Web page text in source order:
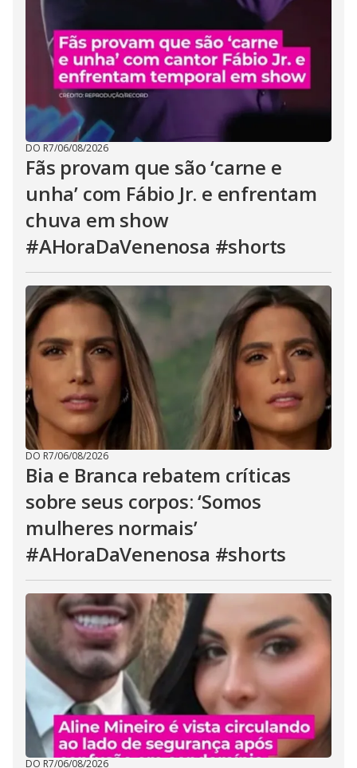
DO R7/06/08/2026
Fãs provam que são ‘carne e
unha’ com Fábio Jr. e enfrentam
chuva em show
#AHoraDaVenenosa #shorts
DO R7/06/08/2026
Bia e Branca rebatem críticas
sobre seus corpos: ‘Somos
mulheres normais’
#AHoraDaVenenosa #shorts
DO R7/06/08/2026